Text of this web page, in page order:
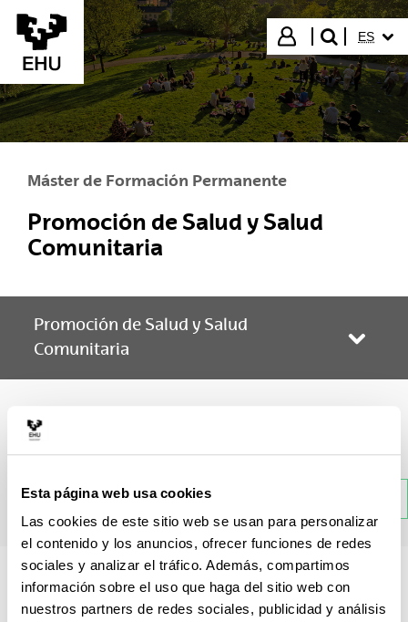
Esta página web usa cookies
Las cookies de este sitio web se usan para personalizar
el contenido y los anuncios, ofrecer funciones de redes
sociales y analizar el tráfico. Además, compartimos
información sobre el uso que haga del sitio web con
nuestros partners de redes sociales, publicidad y análisis
Saltar al contenido principal
Iniciar sesión
buscar"
ES
Máster de Formación Permanente
Promoción de Salud y Salud
Comunitaria
Promoción de Salud y Salud
Comunitaria
Materia
No hay información disponible sobre esta sección.